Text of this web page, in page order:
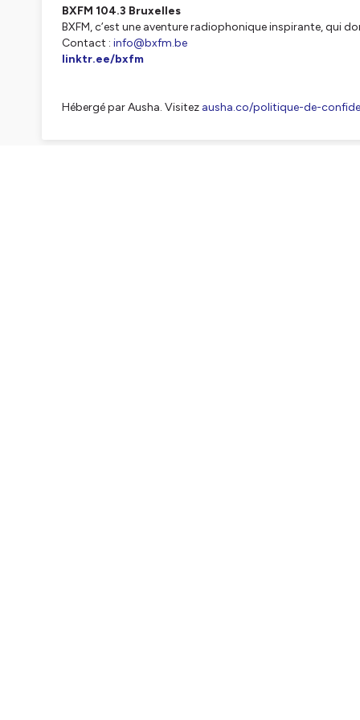
BXFM 104.3 Bruxelles
BXFM, c’est une aventure radiophonique inspirante, qui
Contact : info@bxfm.be
linktr.ee/bxfm
Hébergé par Ausha. Visitez ausha.co/politique-de-